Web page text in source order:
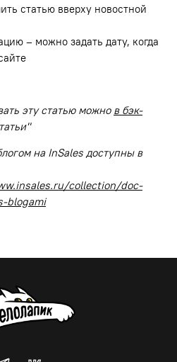
статью вверху новостной
– можно задать дату, когда
эту статью можно в бэк-
на InSales доступны в
collection/doc-
blogami